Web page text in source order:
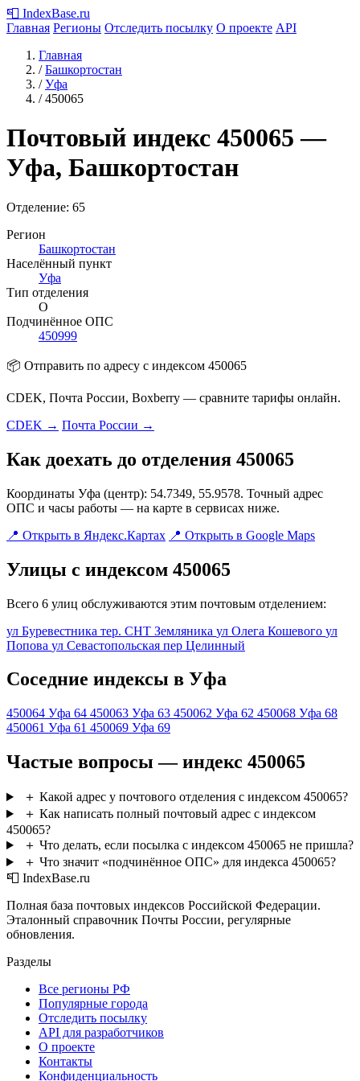
📮 IndexBase.ru
Главная Регионы Отследить посылку О проекте API
Главная
/ Башкортостан
/ Уфа
/ 450065
Почтовый индекс 450065 —
Уфа, Башкортостан
Отделение: 65
Регион
Башкортостан
Населённый пункт
Уфа
Тип отделения
О
Подчинённое ОПС
450999
📦 Отправить по адресу с индексом 450065
CDEK, Почта России, Boxberry — сравните тарифы онлайн.
CDEK → Почта России →
Как доехать до отделения 450065
Координаты Уфа (центр): 54.7349, 55.9578. Точный адрес
ОПС и часы работы — на карте в сервисах ниже.
📍 Открыть в Яндекс.Картах 📍 Открыть в Google Maps
Улицы с индексом 450065
Всего 6 улиц обслуживаются этим почтовым отделением:
ул Буревестника тер. СНТ Земляника ул Олега Кошевого ул
Попова ул Севастопольская пер Целинный
Соседние индексы в Уфа
450064 Уфа 64 450063 Уфа 63 450062 Уфа 62 450068 Уфа 68
450061 Уфа 61 450069 Уфа 69
Частые вопросы — индекс 450065
＋ Какой адрес у почтового отделения с индексом 450065?
＋ Как написать полный почтовый адрес с индексом
450065?
＋ Что делать, если посылка с индексом 450065 не пришла?
＋ Что значит «подчинённое ОПС» для индекса 450065?
📮 IndexBase.ru
Полная база почтовых индексов Российской Федерации.
Эталонный справочник Почты России, регулярные
обновления.
Разделы
Все регионы РФ
Популярные города
Отследить посылку
API для разработчиков
О проекте
Контакты
Конфиденциальность